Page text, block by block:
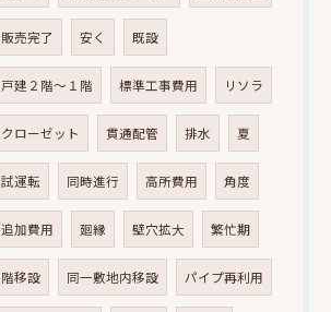
販売完了 安く 既設
戸建２階～１階 標準工事費用 リソラ
クローゼット 貫通配管 排水 夏
試運転 同時進行 高所費用 角度
追加費用 廻縁 壁穴拡大 繁忙期
階移設 同一敷地内移設 パイプ再利用